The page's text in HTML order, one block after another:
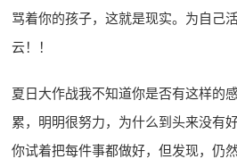
骂着你的孩子，这就是现实。为自己
云！！
夏日大作战我不知道你是否有这样的
累，明明很努力，为什么到头来没有
你试着把每件事都做好，但发现，仍